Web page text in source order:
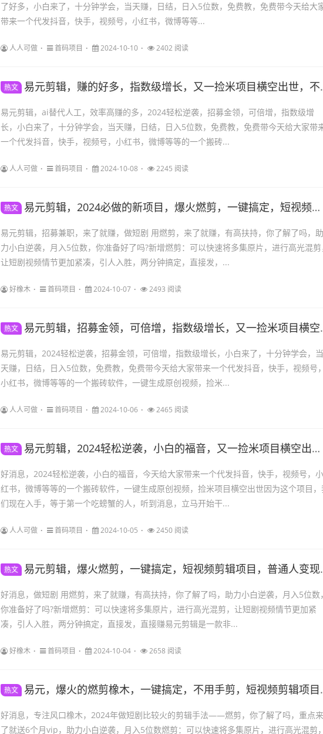
了好多，小白来了，十分钟学会，当天赚，日结，日入5位数，免费教，免费带今天给大
带来一个代发抖音，快手，视频号，小红书，微博等等...
人人可做 首码项目 2024-10-10 2402 阅读
热文 易元剪辑，赚的好多，指数级增长，又一捡米项目横空出世，不用手剪，ai自动一键剪辑，短视频剪辑项目
易元剪辑，ai替代人工，效率高赚的多，2024轻松逆袭，招募金领，可倍增，指数级增
长，小白来了，十分钟学会，当天赚，日结，日入5位数，免费教，免费带今天给大家带
一个代发抖音，快手，视频号，小红书，微博等等的一个搬砖...
人人可做 首码项目 2024-10-08 2245 阅读
热文 易元剪辑，2024必做的新项目，爆火燃剪，一键搞定，短视频剪辑项目
易元剪辑，招募兼职，来了就赚，做短剧 用燃剪，来了就赚，有高扶持，你了解了吗，助
力小白逆袭，月入5位数，你准备好了吗?新增燃剪：可以快速将多集原片，进行高光混
让短剧视频情节更加紧凑，引人入胜，两分钟搞定，直接发，...
好橡木 首码项目 2024-10-07 2493 阅读
热文 易元剪辑，招募金领，可倍增，指数级增长，又一捡米项目横空出世，不用手剪，ai自动一键剪辑，短视频剪辑项目
易元剪辑，2024轻松逆袭，招募金领，可倍增，指数级增长，小白来了，十分钟学会，当
天赚，日结，日入5位数，免费教，免费带今天给大家带来一个代发抖音，快手，视频号
小红书，微博等等的一个搬砖软件，一键生成原创视频，捡米...
人人可做 首码项目 2024-10-06 2465 阅读
热文 易元剪辑，2024轻松逆袭，小白的福音，又一捡米项目横空出世，不用手剪，ai自动一键剪辑，短视频剪辑项目
好消息，2024轻松逆袭，小白的福音，今天给大家带来一个代发抖音，快手，视频号，小
红书，微博等等的一个搬砖软件，一键生成原创视频，捡米项目横空出世因为这个项目
们现在入手，等于第一个吃螃蟹的人，听到消息，立马开始干...
人人可做 首码项目 2024-10-05 2450 阅读
热文 易元剪辑，爆火燃剪，一键搞定，短视频剪辑项目，普通人变现最快的方式，来了就赚，有高扶持
好消息，做短剧 用燃剪，来了就赚，有高扶持，你了解了吗，助力小白逆袭，月入5位数
你准备好了吗?新增燃剪：可以快速将多集原片，进行高光混剪，让短剧视频情节更加紧
凑，引人入胜，两分钟搞定，直接发，直接赚易元剪辑是一款非...
好橡木 首码项目 2024-10-04 2658 阅读
热文 易元，爆火的燃剪橡木，一键搞定，不用手剪，短视频剪辑项目，普通人变现最快的方式，当天见收益
好消息，专注风口橡木，2024年做短剧比较火的剪辑手法——燃剪，你了解了吗，重点来
了就送6个月vip，助力小白逆袭，月入5位数燃剪：可以快速将多集原片，进行高光混剪